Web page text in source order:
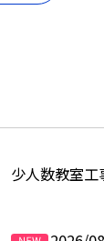
少人数教室工